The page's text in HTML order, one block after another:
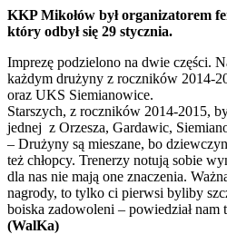
KKP Mikołów był organizatorem
który odbył się 29 stycznia.
Imprezę podzielono na dwie części.
każdym drużyny z roczników 2014-
oraz UKS Siemianowice.
Starszych, z roczników 2014-2015,
jednej z Orzesza, Gardawic,
– Drużyny są mieszane, bo
też chłopcy. Trenerzy notują sobie
dla nas nie mają one znaczenia.
nagrody, to tylko ci pierwsi byliby
boiska zadowoleni – powiedział nam
(WalKa)